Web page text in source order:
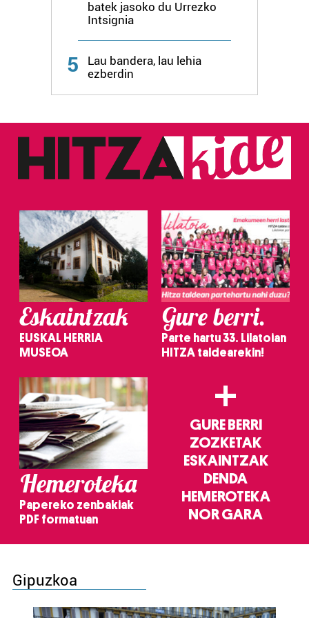
batek jasoko du Urrezko
Intsignia
5
Lau bandera, lau lehia
ezberdin
Eskaintzak
EUSKAL HERRIA
MUSEOA
Gure berri.
Parte hartu 33. Lilatoian
HITZA taldearekin!
Hemeroteka
Papereko zenbakiak
PDF formatuan
+
GURE BERRI
ZOZKETAK
ESKAINTZAK
DENDA
HEMEROTEKA
NOR GARA
Gipuzkoa